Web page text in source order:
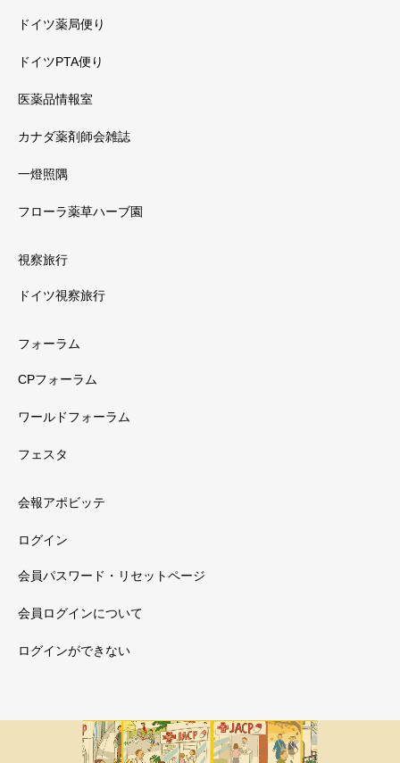
ドイツ薬局便り
ドイツPTA便り
医薬品情報室
カナダ薬剤師会雑誌
一燈照隅
フローラ薬草ハーブ園
視察旅行
ドイツ視察旅行
フォーラム
CPフォーラム
ワールドフォーラム
フェスタ
会報アポビッテ
ログイン
会員パスワード・リセットページ
会員ログインについて
ログインができない